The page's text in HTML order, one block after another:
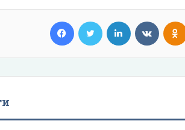
Facebook Twitter LinkedIn